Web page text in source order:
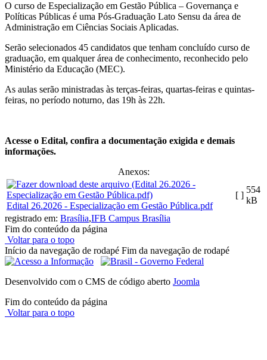
O curso de Especialização em Gestão Pública – Governança e
Políticas Públicas é uma Pós-Graduação Lato Sensu da área de
Administração em Ciências Sociais Aplicadas.
Serão selecionados 45 candidatos que tenham concluído curso de
graduação, em qualquer área de conhecimento, reconhecido pelo
Ministério da Educação (MEC).
As aulas serão ministradas às terças-feiras, quartas-feiras e quintas-
feiras, no período noturno, das 19h às 22h.
Acesse o Edital, confira a documentação exigida e demais
informações.
Anexos:
Edital 26.2026 - Especialização em Gestão Pública.pdf
[ ]
554
kB
registrado em: Brasília,IFB Campus Brasília
Fim do conteúdo da página
Voltar para o topo
Início da navegação de rodapé Fim da navegação de rodapé
Desenvolvido com o CMS de código aberto Joomla
Fim do conteúdo da página
Voltar para o topo